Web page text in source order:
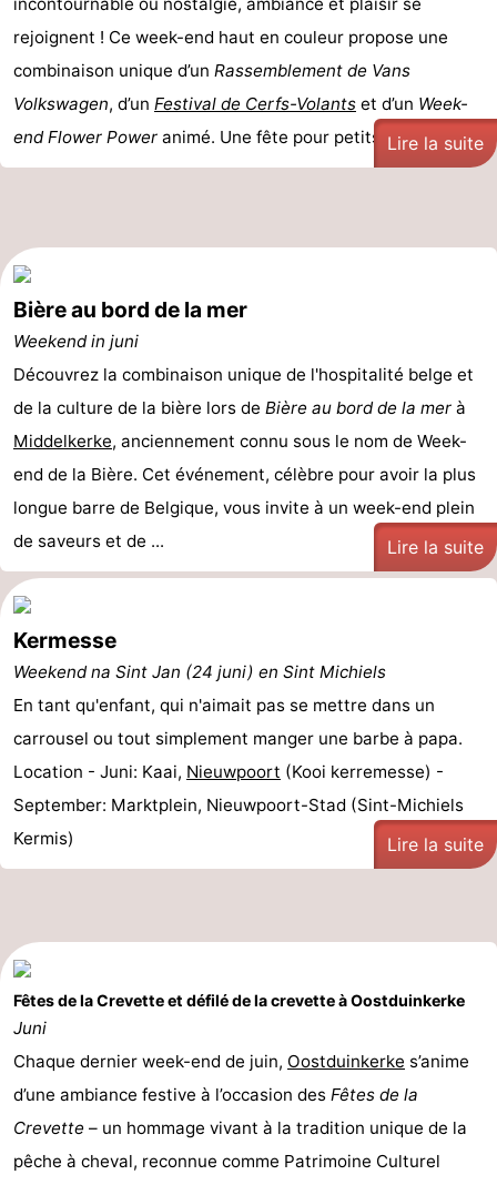
rejoignent ! Ce week-end haut en couleur propose une
combinaison unique d’un Rassemblement de Vans
Volkswagen, d’un Festival de Cerfs-Volants et d’un Week-
end Flower Power animé. Une fête pour petits et grands ...
Lire la suite
Bière au bord de la mer
Weekend in juni
Découvrez la combinaison unique de l'hospitalité belge et
de la culture de la bière lors de Bière au bord de la mer à
Middelkerke, anciennement connu sous le nom de Week-
end de la Bière. Cet événement, célèbre pour avoir la plus
longue barre de Belgique, vous invite à un week-end plein
de saveurs et de ...
Lire la suite
Kermesse
Weekend na Sint Jan (24 juni) en Sint Michiels
En tant qu'enfant, qui n'aimait pas se mettre dans un
carrousel ou tout simplement manger une barbe à papa.
Location - Juni: Kaai, Nieuwpoort (Kooi kerremesse) -
September: Marktplein, Nieuwpoort-Stad (Sint-Michiels
Kermis)
Lire la suite
Fêtes de la Crevette et défilé de la crevette à Oostduinkerke
Juni
Chaque dernier week-end de juin, Oostduinkerke s’anime
d’une ambiance festive à l’occasion des Fêtes de la
Crevette – un hommage vivant à la tradition unique de la
pêche à cheval, reconnue comme Patrimoine Culturel